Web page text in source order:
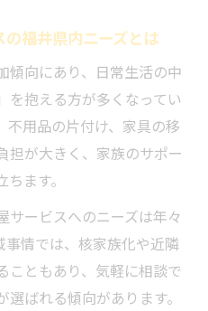
福井県内ニーズとは
傾向にあり、日常生活の中
を抱える方が多くなってい
不用品の片付け、家具の移
担が大きく、家族のサポー
ます。
サービスへのニーズは年々
事情では、核家族化や近隣
こともあり、気軽に相談で
ばれる傾向があります。